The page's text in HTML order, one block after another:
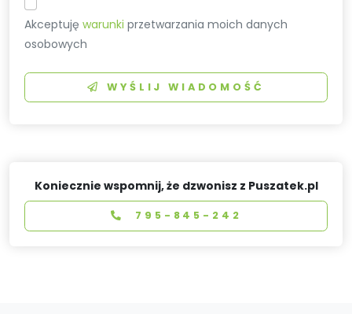
Akceptujęwarunki przetwarzania moich danych
osobowych
WYŚLIJ WIADOMOŚĆ
Koniecznie wspomnij, że dzwonisz z Puszatek.pl
795-845-242